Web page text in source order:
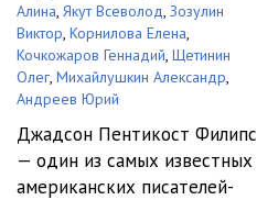
Алина, Якут Всеволод, Зозулин
Виктор, Корнилова Елена,
Кочкожаров Геннадий, Щетинин
Олег, Михайлушкин Александр,
Андреев Юрий
Джадсон Пентикост Филипс
— один из самых известных
американских писателей-